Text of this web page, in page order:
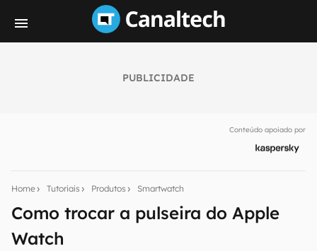
PUBLICIDADE
Conteúdo apoiado por
Home Tutoriais Produtos Smartwatch
Como trocar a pulseira do Apple
Watch
notícias e reviews sobre tecnologia em primeira